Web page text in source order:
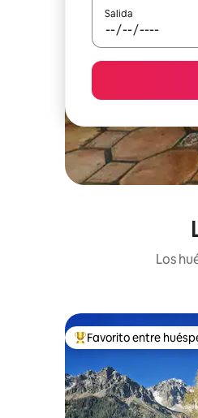
Salida
Los
De los mejores en
Favorito entre